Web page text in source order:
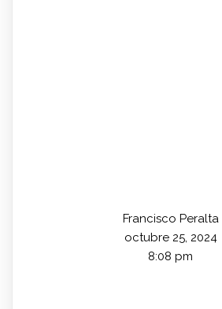
Francisco Peralta
octubre 25, 2024
8:08 pm